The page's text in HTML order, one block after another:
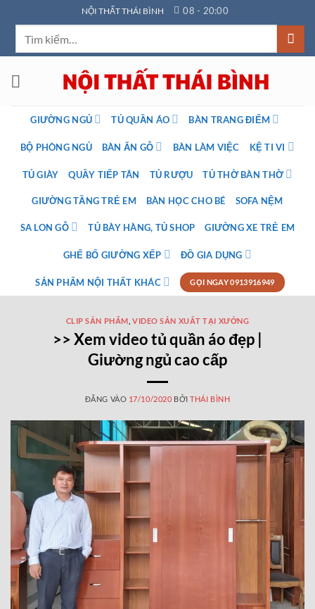
qua
dung
NỘI THẤT THÁI BÌNH 08 - 20:00
GIƯỜNG NGỦ TỦ QUẦN ÁO BÀN TRANG ĐIỂM
BỘ PHÒNG NGỦ BÀN ĂN GỖ BÀN LÀM VIỆC KỆ TI VI
TỦ GIÀY QUẦY TIẾP TÂN TỦ RƯỢU TỦ THỜ BÀN THỜ
GIƯỜNG TẦNG TRẺ EM BÀN HỌC CHO BÉ SOFA NỆM
SA LON GỖ TỦ BÀY HÀNG, TỦ SHOP GIƯỜNG XE TRẺ EM
GHẾ BỐ GIƯỜNG XẾP ĐỒ GIA DỤNG
SẢN PHẨM NỘI THẤT KHÁC GỌI NGAY 0913916949
CLIP SẢN PHẨM VIDEO SẢN XUẤT TẠI XƯỞNG
>> Xem video tủ quần áo đẹp |
Giường ngủ cao cấp
ĐĂNG VÀO 17/10/2020 BỞITHÁI BÌNH